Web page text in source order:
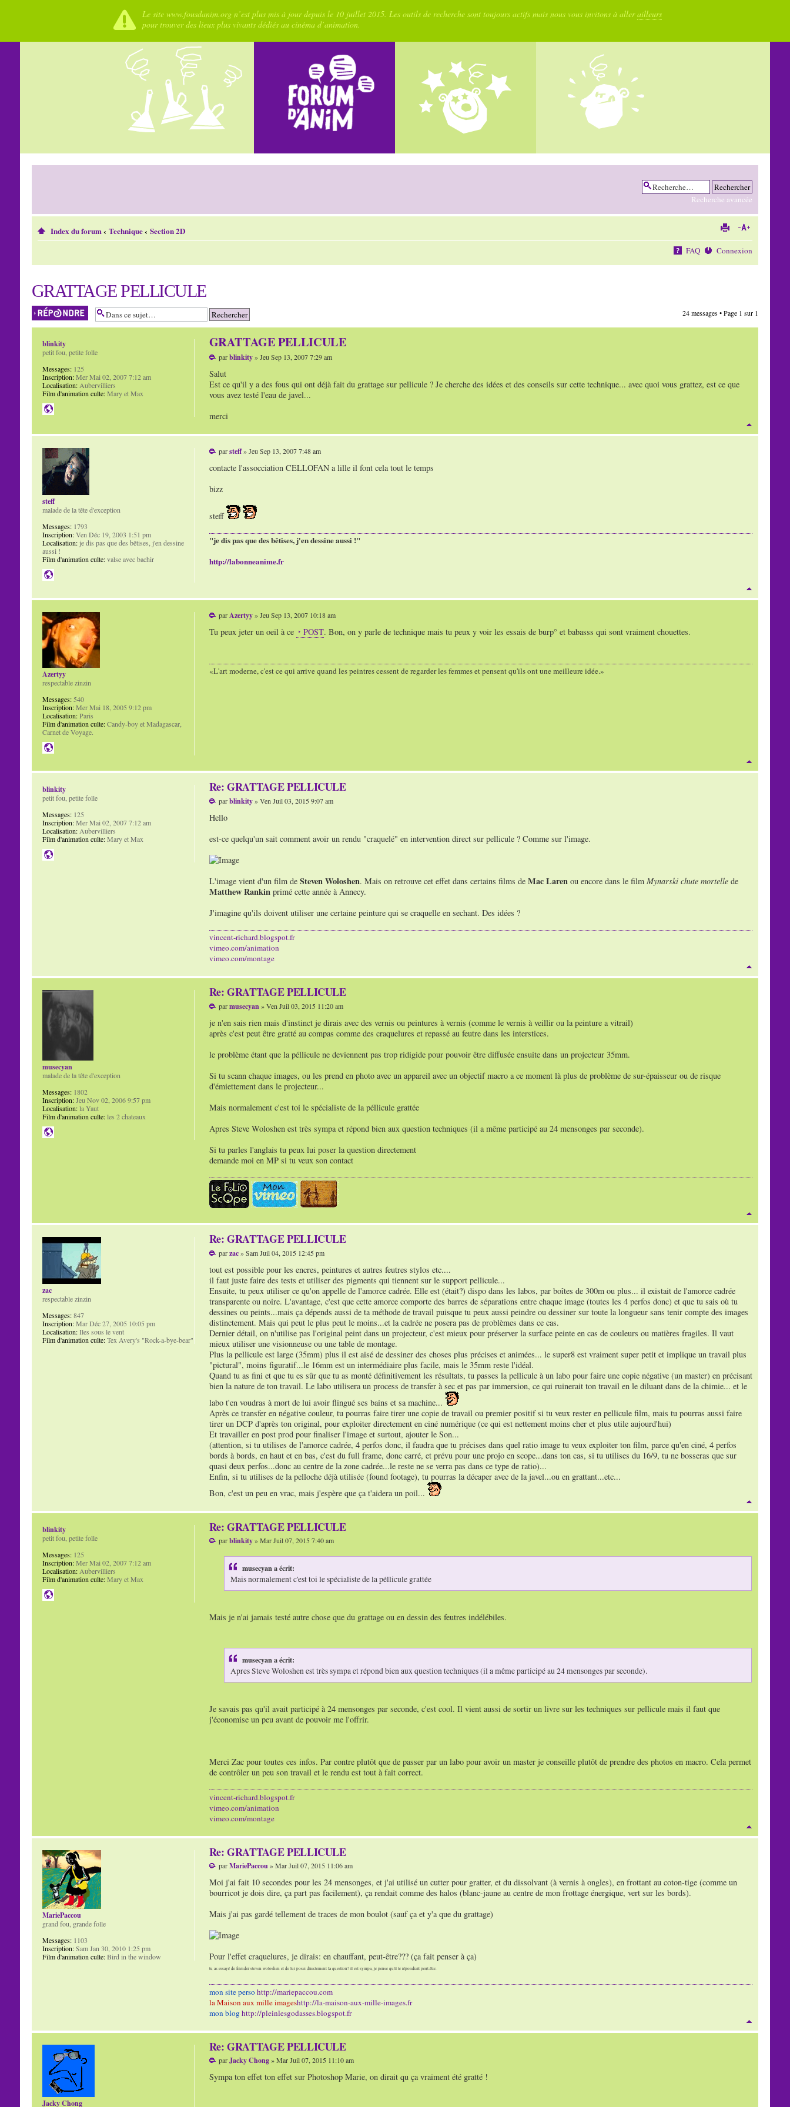
Le site www.fousdanim.org n’est plus mis à jour depuis le 10 juillet 2015. Les outils de recherche sont toujours actifs mais nous vous invitons à allerailleurs
pour trouver des lieux plus vivants dédiés au cinéma d’animation.
Recherche avancée
Index du forum‹ Technique‹ Section 2D
FAQ Connexion
GRATTAGE PELLICULE
Répondre 24 messages • Page 1 sur 1
GRATTAGE PELLICULE
parblinkity» Jeu Sep 13, 2007 7:29 am
Salut
Est ce qu'il y a des fous qui ont déjà fait du grattage sur pellicule ? Je cherche des idées et des conseils sur cette technique... avec quoi vous grattez, est ce que
vous avez testé l'eau de javel...
merci
blinkity
petit fou, petite folle
Messages:125
Inscription:Mer Mai 02, 2007 7:12 am
Localisation:Aubervilliers
Film d'animation culte:Mary et Max
parsteff» Jeu Sep 13, 2007 7:48 am
contacte l'assocciation CELLOFAN a lille il font cela tout le temps
bizz
steff
"je dis pas que des bêtises, j'en dessine aussi !"
http://labonneanime.fr
steff
malade de la tête d'exception
Messages:1793
Inscription:Ven Déc 19, 2003 1:51 pm
Localisation:je dis pas que des bêtises, j'en dessine
aussi !
Film d'animation culte:valse avec bachir
parAzertyy» Jeu Sep 13, 2007 10:18 am
Tu peux jeter un oeil à ce POST. Bon, on y parle de technique mais tu peux y voir les essais de burp° et babasss qui sont vraiment chouettes.
«L'art moderne, c'est ce qui arrive quand les peintres cessent de regarder les femmes et pensent qu'ils ont une meilleure idée.»
Azertyy
respectable zinzin
Messages:540
Inscription:Mer Mai 18, 2005 9:12 pm
Localisation:Paris
Film d'animation culte:Candy-boy et Madagascar,
Carnet de Voyage.
Re: GRATTAGE PELLICULE
parblinkity» Ven Juil 03, 2015 9:07 am
Hello
est-ce quelqu'un sait comment avoir un rendu "craquelé" en intervention direct sur pellicule ? Comme sur l'image.
L'image vient d'un film de Steven Woloshen. Mais on retrouve cet effet dans certains films de Mac Larenou encore dans le film Mynarski chute mortellede
Matthew Rankinprimé cette année à Annecy.
J'imagine qu'ils doivent utiliser une certaine peinture qui se craquelle en sechant. Des idées ?
vincent-richard.blogspot.fr
vimeo.com/animation
vimeo.com/montage
blinkity
petit fou, petite folle
Messages:125
Inscription:Mer Mai 02, 2007 7:12 am
Localisation:Aubervilliers
Film d'animation culte:Mary et Max
Re: GRATTAGE PELLICULE
parmusecyan » Ven Juil 03, 2015 11:20 am
je n'en sais rien mais d'instinct je dirais avec des vernis ou peintures à vernis (comme le vernis à veillir ou la peinture a vitrail)
après c'est peut être gratté au compas comme des craquelures et repassé au feutre dans les interstices.
le problème étant que la péllicule ne deviennent pas trop ridigide pour pouvoir être diffusée ensuite dans un projecteur 35mm.
Si tu scann chaque images, ou les prend en photo avec un appareil avec un objectif macro a ce moment là plus de problème de sur-épaisseur ou de risque
d'émiettement dans le projecteur...
Mais normalement c'est toi le spécialiste de la péllicule grattée
Apres Steve Woloshen est très sympa et répond bien aux question techniques (il a même participé au 24 mensonges par seconde).
Si tu parles l'anglais tu peux lui poser la question directement
demande moi en MP si tu veux son contact
musecyan
malade de la tête d'exception
Messages:1802
Inscription:Jeu Nov 02, 2006 9:57 pm
Localisation:la Yaut
Film d'animation culte:les 2 chateaux
Re: GRATTAGE PELLICULE
parzac» Sam Juil 04, 2015 12:45 pm
tout est possible pour les encres, peintures et autres feutres stylos etc....
il faut juste faire des tests et utiliser des pigments qui tiennent sur le support pellicule...
Ensuite, tu peux utiliser ce qu'on appelle de l'amorce cadrée. Elle est (était?) dispo dans les labos, par boîtes de 300m ou plus... il existait de l'amorce cadrée
transparente ou noire. L'avantage, c'est que cette amorce comporte des barres de séparations entre chaque image (toutes les 4 perfos donc) et que tu sais où tu
dessines ou peints...mais ça dépends aussi de ta méthode de travail puisque tu peux aussi peindre ou dessiner sur toute la longueur sans tenir compte des images
distinctement. Mais qui peut le plus peut le moins...et la cadrée ne posera pas de problèmes dans ce cas.
Dernier détail, on n'utilise pas l'original peint dans un projecteur, c'est mieux pour préserver la surface peinte en cas de couleurs ou matières fragiles. Il vaut
mieux utiliser une visionneuse ou une table de montage.
Plus la pellicule est large (35mm) plus il est aisé de dessiner des choses plus précises et animées... le super8 est vraiment super petit et implique un travail plus
"pictural", moins figuratif...le 16mm est un intermédiaire plus facile, mais le 35mm reste l'idéal.
Quand tu as fini et que tu es sûr que tu as monté définitivement les résultats, tu passes la pellicule à un labo pour faire une copie négative (un master) en précisant
bien la nature de ton travail. Le labo utilisera un process de transfer à sec et pas par immersion, ce qui ruinerait ton travail en le diluant dans de la chimie... et le
labo t'en voudras à mort de lui avoir flingué ses bains et sa machine...
Après ce transfer en négative couleur, tu pourras faire tirer une copie de travail ou premier positif si tu veux rester en pellicule film, mais tu pourras aussi faire
tirer un DCP d'après ton original, pour exploiter directement en ciné numérique (ce qui est nettement moins cher et plus utile aujourd'hui)
Et travailler en post prod pour finaliser l'image et surtout, ajouter le Son...
(attention, si tu utilises de l'amorce cadrée, 4 perfos donc, il faudra que tu précises dans quel ratio image tu veux exploiter ton film, parce qu'en ciné, 4 perfos
bords à bords, en haut et en bas, c'est du full frame, donc carré, et prévu pour une projo en scope...dans ton cas, si tu utilises du 16/9, tu ne bosseras que sur
quasi deux perfos...donc au centre de la zone cadrée...le reste ne se verra pas dans ce type de ratio)...
Enfin, si tu utilises de la pelloche déjà utilisée (found footage), tu pourras la décaper avec de la javel...ou en grattant...etc...
Bon, c'est un peu en vrac, mais j'espère que ça t'aidera un poil...
zac
respectable zinzin
Messages:847
Inscription:Mar Déc 27, 2005 10:05 pm
Localisation:Iles sous le vent
Film d'animation culte:Tex Avery's "Rock-a-bye-bear"
Re: GRATTAGE PELLICULE
parblinkity» Mar Juil 07, 2015 7:40 am
musecyan a écrit:
Mais normalement c'est toi le spécialiste de la péllicule grattée
Mais je n'ai jamais testé autre chose que du grattage ou en dessin des feutres indélébiles.
musecyan a écrit:
Apres Steve Woloshen est très sympa et répond bien aux question techniques (il a même participé au 24 mensonges par seconde).
Je savais pas qu'il avait participé à 24 mensonges par seconde, c'est cool. Il vient aussi de sortir un livre sur les techniques sur pellicule mais il faut que
j'économise un peu avant de pouvoir me l'offrir.
Merci Zac pour toutes ces infos. Par contre plutôt que de passer par un labo pour avoir un master je conseille plutôt de prendre des photos en macro. Cela permet
de contrôler un peu son travail et le rendu est tout à fait correct.
vincent-richard.blogspot.fr
vimeo.com/animation
vimeo.com/montage
blinkity
petit fou, petite folle
Messages:125
Inscription:Mer Mai 02, 2007 7:12 am
Localisation:Aubervilliers
Film d'animation culte:Mary et Max
Re: GRATTAGE PELLICULE
parMariePaccou » Mar Juil 07, 2015 11:06 am
Moi j'ai fait 10 secondes pour les 24 mensonges, et j'ai utilisé un cutter pour gratter, et du dissolvant (à vernis à ongles), en frottant au coton-tige (comme un
bourricot je dois dire, ça part pas facilement), ça rendait comme des halos (blanc-jaune au centre de mon frottage énergique, vert sur les bords).
Mais j'ai pas gardé tellement de traces de mon boulot (sauf ça et y'a que du grattage)
Pour l'effet craquelures, je dirais: en chauffant, peut-être??? (ça fait penser à ça)
tu as essayé de friender steven woloshen et de lui poser directement la question? il est sympa, je pense qu'il te répondrait peut-être.
mon site persohttp://mariepaccou.com
la Maison aux mille imageshttp://la-maison-aux-mille-images.fr
mon blog http://pleinlesgodasses.blogspot.fr
MariePaccou
grand fou, grande folle
Messages:1103
Inscription:Sam Jan 30, 2010 1:25 pm
Film d'animation culte:Bird in the window
Re: GRATTAGE PELLICULE
parJacky Chong» Mar Juil 07, 2015 11:10 am
Sympa ton effet ton effet sur Photoshop Marie, on dirait qu ça vraiment été gratté !
Jacky Chong